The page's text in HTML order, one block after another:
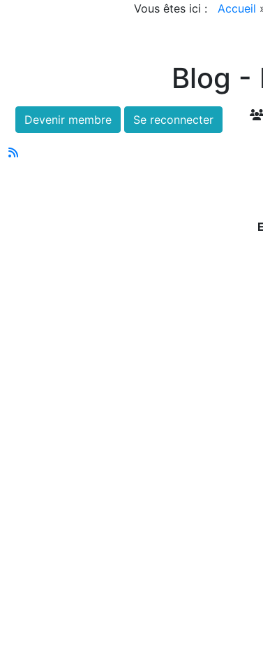
Vous êtes ici : Accueil
Blog -
Devenir membre Se reconnecter